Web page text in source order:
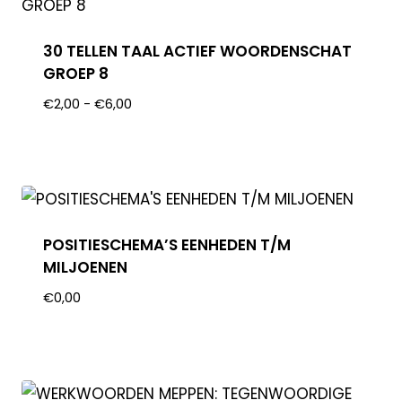
30 TELLEN TAAL ACTIEF WOORDENSCHAT
GROEP 8
€2,00 - €6,00
POSITIESCHEMA’S EENHEDEN T/M
MILJOENEN
€0,00